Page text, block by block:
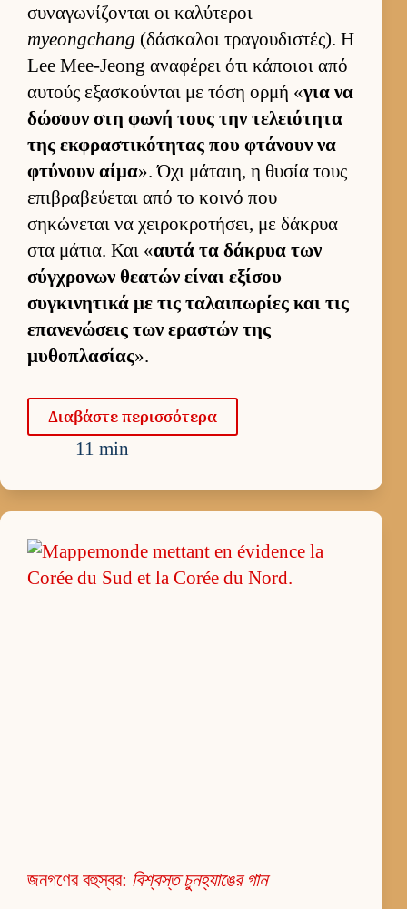
συναγωνίζονται οι καλύτεροι
myeongchang (δάσκαλοι τραγου­διστές). Η
Lee Mee-Jeong αναφέρει ότι κάποιοι από
αυ­τούς εξασκού­νται με τόση ορμή «για να
δώσουν στη φωνή τους την τελειότητα
της εκ­φραστικότητας που φτάνουν να
φτύνουν αίμα». Όχι μάταιη, η θυσία τους
επιβραβεύ­εται από το κοινό που
σηκώνεται να χει­ροκροτήσει, με δάκρυα
στα μάτια. Και «αυτά τα δάκρυα των
σύγ­χρονων θεατών εί­ναι εξίσου
συγκινητικά με τις ταλαι­πωρίες και τις
επανενώσεις των εραστών της
μυθοπλασίας».
Δια­βάστε περισ­σότερα
11 min
জনগণের বহুস্বর: বিশ্বস্ত চুনহ্যাঙের গান